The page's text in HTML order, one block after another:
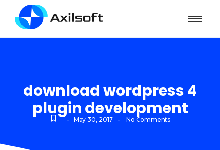
download wordpress 4
plugin development
- May 30, 2017 - No Comments